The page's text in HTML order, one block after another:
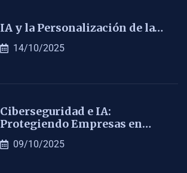
IA y la Personalización de la…
14/10/2025
Ciberseguridad e IA:
Protegiendo Empresas en…
09/10/2025